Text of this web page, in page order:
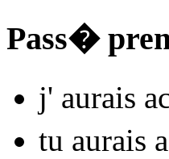
Pass�
j' aurais
tu aurais